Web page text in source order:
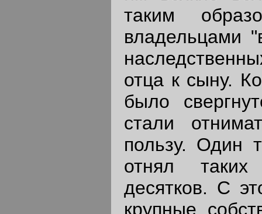
таким
владельцами
отца к сыну.
было
стали
пользу. Один
отнял таких
десятков. С
крупные